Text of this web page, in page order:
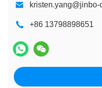
kristen.yang@jinbo-
+86 13798898651